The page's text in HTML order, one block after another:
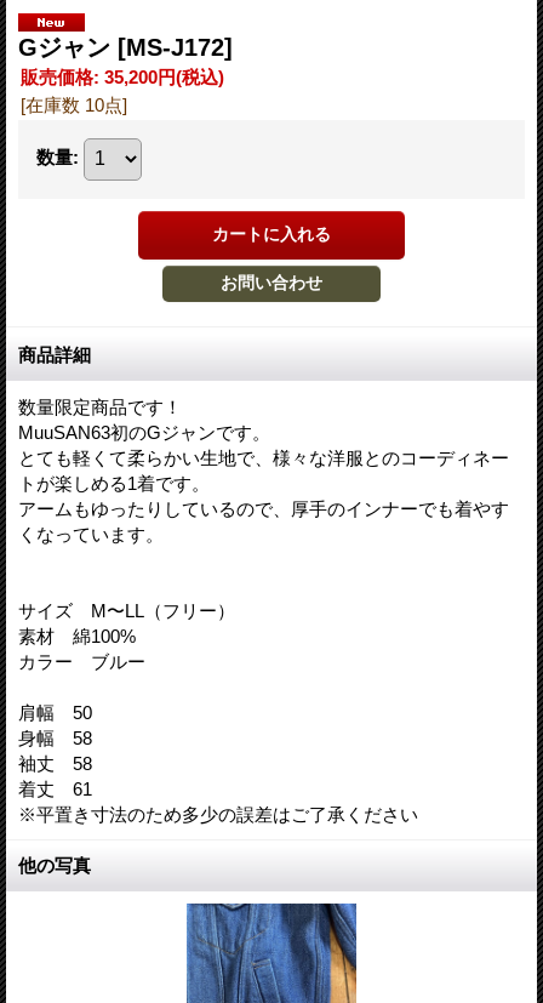
Gジャン [MS-J172]
販売価格: 35,200円(税込)
[在庫数 10点]
数量:
商品詳細
数量限定商品です！
MuuSAN63初のGジャンです。
とても軽くて柔らかい生地で、様々な洋服とのコーディネー
トが楽しめる1着です。
アームもゆったりしているので、厚手のインナーでも着やす
くなっています。
サイズ M〜LL（フリー）
素材 綿100%
カラー ブルー
肩幅 50
身幅 58
袖丈 58
着丈 61
※平置き寸法のため多少の誤差はご了承ください
他の写真